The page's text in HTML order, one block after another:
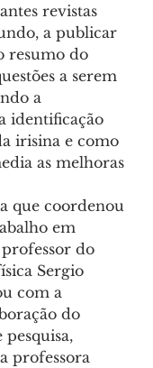
revistas
a publicar
resumo do
a serem
a
identificação
irisina e como
as melhoras
que coordenou
em
do
Sergio
com a
do
professora